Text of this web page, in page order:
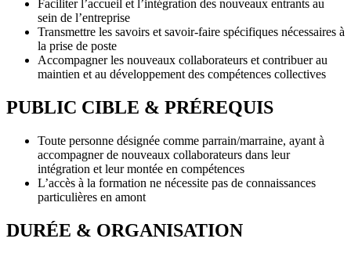
Faciliter l’accueil et l’intégration des nouveaux entrants au
sein de l’entreprise
Transmettre les savoirs et savoir-faire spécifiques nécessaires à
la prise de poste
Accompagner les nouveaux collaborateurs et contribuer au
maintien et au développement des compétences collectives
PUBLIC CIBLE & PRÉREQUIS
Toute personne désignée comme parrain/marraine, ayant à
accompagner de nouveaux collaborateurs dans leur
intégration et leur montée en compétences
L’accès à la formation ne nécessite pas de connaissances
particulières en amont
DURÉE & ORGANISATION